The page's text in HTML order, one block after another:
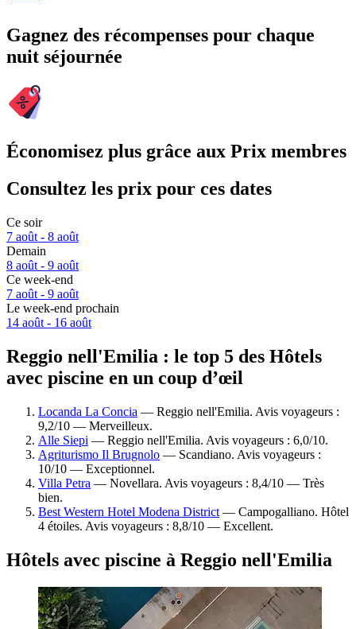
Gagnez des récompenses pour chaque
nuit séjournée
Économisez plus grâce aux Prix membres
Consultez les prix pour ces dates
Ce soir
7 août - 8 août
Demain
8 août - 9 août
Ce week-end
7 août - 9 août
Le week-end prochain
14 août - 16 août
Reggio nell'Emilia : le top 5 des Hôtels
avec piscine en un coup d’œil
Locanda La Concia — Reggio nell'Emilia. Avis voyageurs :
9,2/10 — Merveilleux.
Alle Siepi — Reggio nell'Emilia. Avis voyageurs : 6,0/10.
Agriturismo Il Brugnolo — Scandiano. Avis voyageurs :
10/10 — Exceptionnel.
Villa Petra — Novellara. Avis voyageurs : 8,4/10 — Très
bien.
Best Western Hotel Modena District — Campogalliano. Hôtel
4 étoiles. Avis voyageurs : 8,8/10 — Excellent.
Hôtels avec piscine à Reggio nell'Emilia